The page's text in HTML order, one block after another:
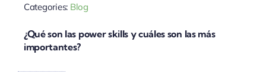
Categories: Blog
¿Qué son las power skills y cuáles son las más
importantes?